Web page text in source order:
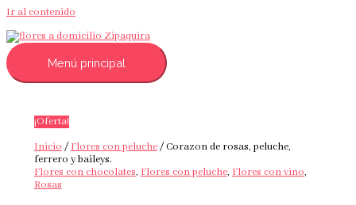
Ir al contenido
Menú principal
¡Oferta!
Inicio/Flores con peluche/ Corazon de rosas, peluche,
ferrero y baileys.
Flores con chocolates,Flores con peluche,Flores con vino,
Rosas